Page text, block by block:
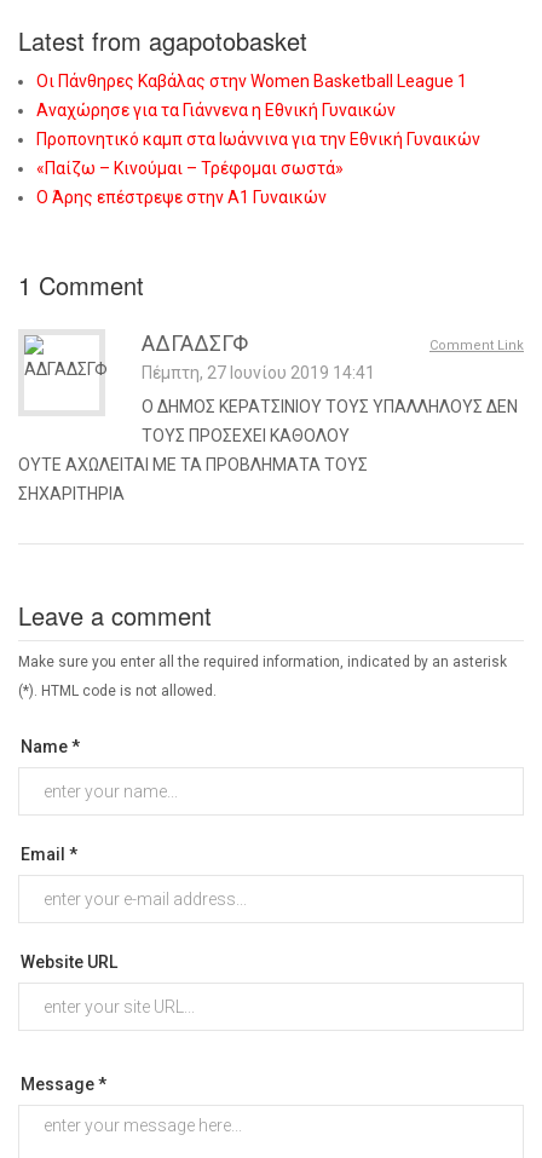
Latest from agapotobasket
Οι Πάνθηρες Καβάλας στην Women Basketball League 1
Αναχώρησε για τα Γιάννενα η Εθνική Γυναικών
Προπονητικό καμπ στα Ιωάννινα για την Εθνική Γυναικών
«Παίζω – Κινούμαι – Τρέφομαι σωστά»
Ο Άρης επέστρεψε στην Α1 Γυναικών
1 Comment
Comment Link
ΑΔΓΑΔΣΓΦ
Πέμπτη, 27 Ιουνίου 2019 14:41
Ο ΔΗΜΟΣ ΚΕΡΑΤΣΙΝΙΟΥ ΤΟΥΣ ΥΠΑΛΛΗΛΟΥΣ ΔΕΝ
ΤΟΥΣ ΠΡΟΣΕΧΕΙ ΚΑΘΟΛΟΥ
ΟΥΤΕ ΑΧΩΛΕΙΤΑΙ ΜΕ ΤΑ ΠΡΟΒΛΗΜΑΤΑ ΤΟΥΣ
ΣΗΧΑΡΙΤΗΡΙΑ
Leave a comment
Make sure you enter all the required information, indicated by an asterisk
(*). HTML code is not allowed.
Name *
Email *
Website URL
Message *